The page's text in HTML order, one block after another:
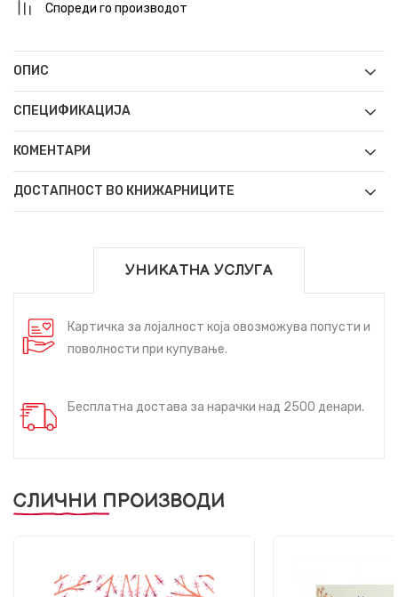
Спореди го производот
ОПИС
СПЕЦИФИКАЦИЈА
КОМЕНТАРИ
ДОСТАПНОСТ ВО КНИЖАРНИЦИТЕ
УНИКАТНА УСЛУГА
Картичка за лојалност која овозможува попусти и
поволности при купување.
Бесплатна достава за нарачки над 2500 денари.
СЛИЧНИ ПРОИЗВОДИ